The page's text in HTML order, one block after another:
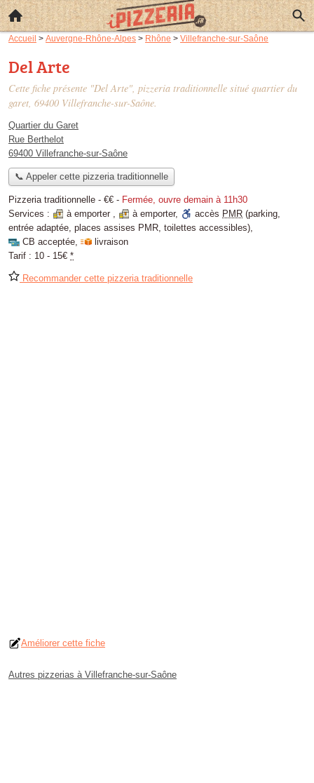
Accueil > Auvergne-Rhône-Alpes > Rhône > Villefranche-sur-Saône
Del Arte
Cette fiche présente "Del Arte", pizzeria traditionnelle situé quartier du
garet, 69400 Villefranche-sur-Saône.
Quartier du Garet
Rue Berthelot
69400 Villefranche-sur-Saône
📞 Appeler cette pizzeria traditionnelle
Pizzeria traditionnelle - €€ - Fermée, ouvre demain à 11h30
Services :
à emporter , à emporter, accès PMR (parking,
entrée adaptée, places assises PMR, toilettes accessibles),
CB acceptée,
livraison
Tarif : 10 - 15€ *
Recommander cette pizzeria traditionnelle
Améliorer cette fiche
Autres pizzerias à Villefranche-sur-Saône